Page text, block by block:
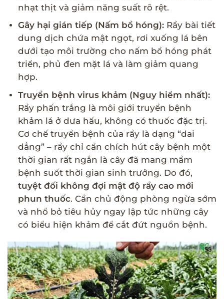
nhạt thịt và giảm năng suất rõ rệt.
Gây hại gián tiếp (Nấm bồ hóng):Rầy bài tiết
dung dịch chứa mật ngọt, rơi xuống lá bên
dưới tạo môi trường cho nấm bồ hóng phát
triển, phủ đen mặt lá và làm giảm quang
hợp.
Truyền bệnh virus khảm (Nguy hiểm nhất):
Rầy phấn trắng là môi giới truyền bệnh
khảm lá ở dưa hấu, không có thuốc đặc trị.
Cơ chế truyền bệnh của rầy là dạng “dai
dẳng” – rầy chỉ cần chích hút cây bệnh một
thời gian rất ngắn là cây đã mang mầm
bệnh suốt thời gian sinh trưởng. Do đó,
tuyệt đối không đợi mật độ rầy cao mới
phun thuốc. Cần chủ động phòng ngừa sớm
và nhổ bỏ tiêu hủy ngay lập tức những cây
có biểu hiện khảm để cắt đứt nguồn bệnh.